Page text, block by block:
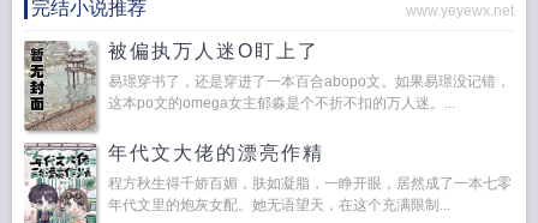
完结小说推荐 www.yeyewx.net
被偏执万人迷O盯上了
易璟穿书了，还是穿进了一本百合abopo文。如果易璟没记错，
这本po文的omega女主郁淼是个不折不扣的万人迷。...
年代文大佬的漂亮作精
程方秋生得千娇百媚，肤如凝脂，一睁开眼，居然成了一本七零
年代文里的炮灰女配。她无语望天，在这个充满限制...